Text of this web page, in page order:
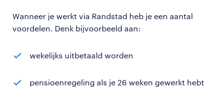
Wanneer je werkt via Randstad heb je een aantal
voordelen. Denk bijvoorbeeld aan:
wekelijks uitbetaald worden
pensioenregeling als je 26 weken gewerkt hebt